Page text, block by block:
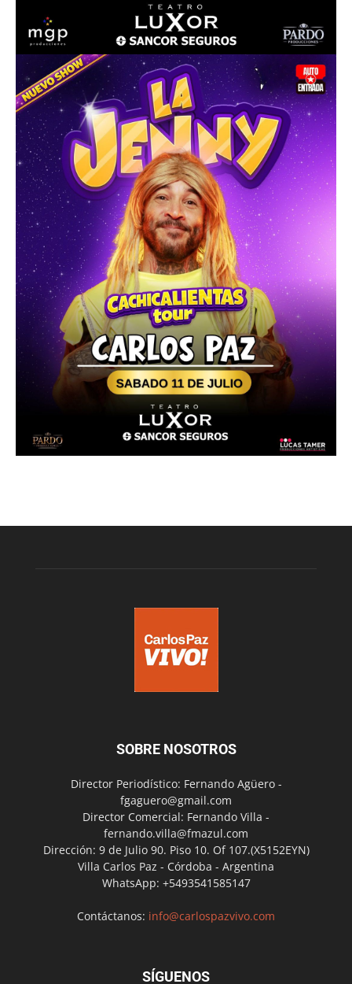
SOBRE NOSOTROS
Director Periodístico: Fernando Agüero -
fgaguero@gmail.com
Director Comercial: Fernando Villa -
fernando.villa@fmazul.com
Dirección: 9 de Julio 90. Piso 10. Of 107.(X5152EYN)
Villa Carlos Paz - Córdoba - Argentina
WhatsApp: +5493541585147
Contáctanos: info@carlospazvivo.com
SÍGUENOS